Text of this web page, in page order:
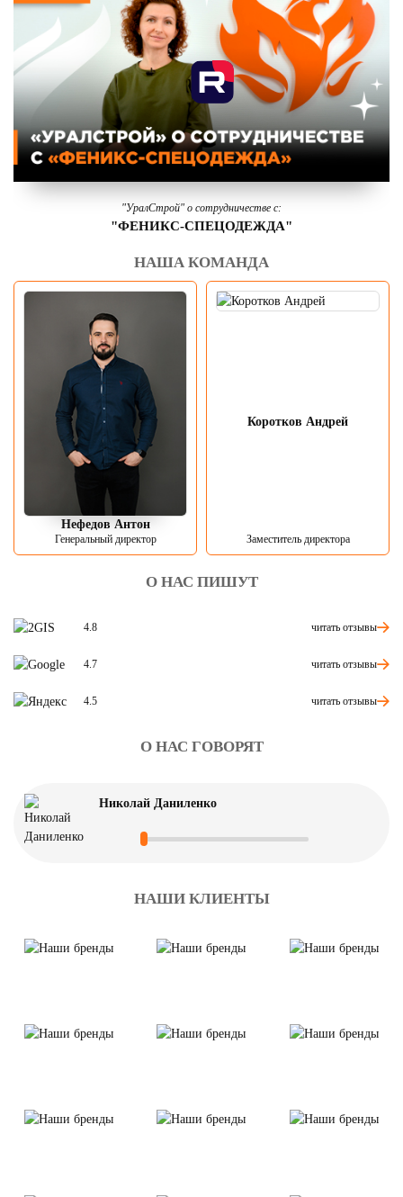
"УралСтрой" о сотрудничестве с:
"ФЕНИКС-СПЕЦОДЕЖДА"
НАША КОМАНДА
Нефедов Антон
Генеральный директор
Коротков Андрей
Заместитель директора
О НАС ПИШУТ
4.8 читать отзывы
4.7 читать отзывы
4.5 читать отзывы
О НАС ГОВОРЯТ
Николай Даниленко
НАШИ КЛИЕНТЫ